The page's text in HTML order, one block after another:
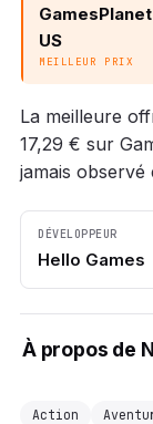
GamesPlanet
US
MEILLEUR PRIX
La meilleure
17,29 € sur
jamais observé
DÉVELOPPEUR
Hello Games
À propos de
Action